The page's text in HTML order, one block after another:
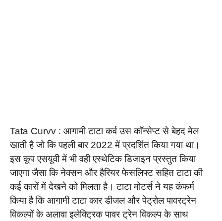
Tata Curvv : आगामी टाटा कर्व उस कॉन्सेप्ट से बेहद मेल
खाती है जो कि पहली बार 2022 में प्रदर्शित किया गया था।
इस कूप एसयूवी में भी वही एस्थेटिक डिजाइन प्रस्तुत किया
जाएगा जैसा कि नेक्सन और हैरियर फेसलिफ्ट सहित टाटा की
कई कारों में देखने को मिलता है। टाटा मोटर्स ने यह कंफर्म
किया है कि आगामी टाटा कार डीजल और पेट्रोल पावरट्रेन
विकल्पों के अलावा इलेक्ट्रिक पावर ट्रेन विकल्प के साथ